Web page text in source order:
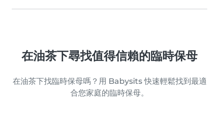
在油茶下尋找值得信賴的臨時保母
在油茶下找臨時保母嗎？用 Babysits 快速輕鬆找到最適
合您家庭的臨時保母。